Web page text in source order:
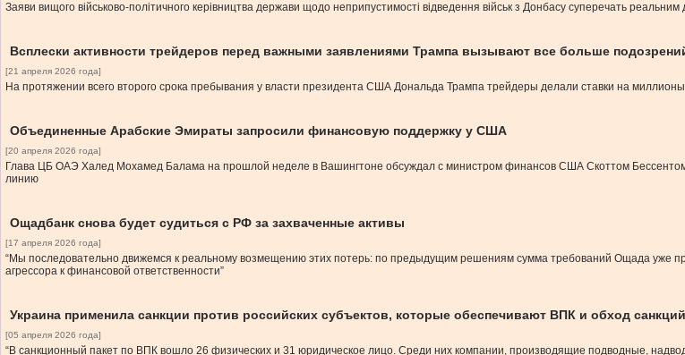
Заяви вищого військово-політичного керівництва держави щодо неприпустимості відведення військ з Донбасу суперечать реальним
Всплески активности трейдеров перед важными заявлениями Трампа вызывают все больше
[21 апреля 2026 года]
На протяжении всего второго срока пребывания у власти президента США Дональда Трампа трейдеры делали ставки на
Объединенные Арабские Эмираты запросили финансовую поддержку у США
[20 апреля 2026 года]
Глава ЦБ ОАЭ Халед Мохамед Балама на прошлой неделе в Вашингтоне обсуждал с министром финансов США Скоттом Бессентом
линию
Ощадбанк снова будет судиться с РФ за захваченные активы
[17 апреля 2026 года]
“Мы последовательно движемся к реальному возмещению этих потерь: по предыдущим решениям сумма требований Ощада уже
агрессора к финансовой ответственности”
Украина применила санкции против российских субъектов, которые обеспечивают ВПК и обход санкций
[05 апреля 2026 года]
“В санкционный пакет по ВПК вошло 26 физических и 31 юридическое лицо. Среди них компании, производящие подводные,